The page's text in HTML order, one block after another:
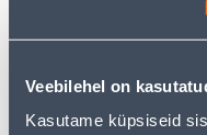
Veebilehel on
Kasutame küpsiseid